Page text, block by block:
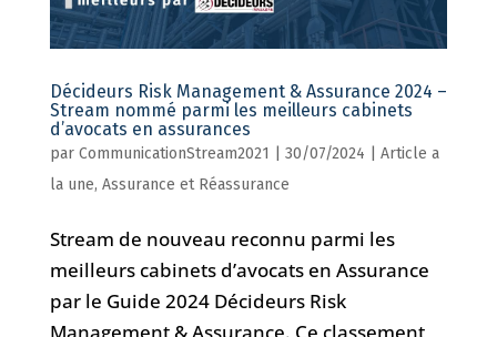
Décideurs Risk Management & Assurance 2024 –
Stream nommé parmi les meilleurs cabinets
d’avocats en assurances
par CommunicationStream2021 30/07/2024
Article a
la une, Assurance et Réassurance
Stream de nouveau reconnu parmi les
meilleurs cabinets d’avocats en Assurance
par le Guide 2024 Décideurs Risk